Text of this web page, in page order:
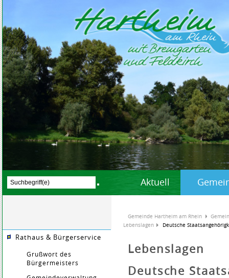
Aktuell
Rathaus & Bürgerservice
Grußwort des
Bürgermeisters
Gemeinde Hartheim am Rhein
Lebenslagen
Deutsche
Lebenslagen
Deutsche